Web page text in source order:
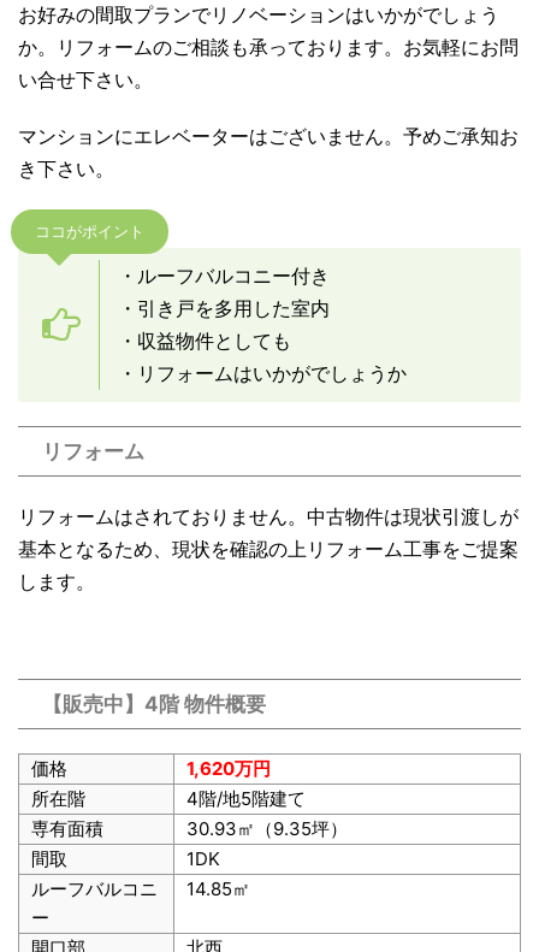
お好みの間取プランでリノベーションはいかがでしょう
か。リフォームのご相談も承っております。お気軽にお問
い合せ下さい。
マンションにエレベーターはございません。予めご承知お
き下さい。
ココがポイント
・ルーフバルコニー付き
・引き戸を多用した室内
・収益物件としても
・リフォームはいかがでしょうか
リフォーム
リフォームはされておりません。中古物件は現状引渡しが
基本となるため、現状を確認の上リフォーム工事をご提案
します。
【販売中】4階 物件概要
価格
1,620万円
所在階
4階/地5階建て
専有面積
30.93㎡（9.35坪）
間取
1DK
ルーフバルコニ
ー
14.85㎡